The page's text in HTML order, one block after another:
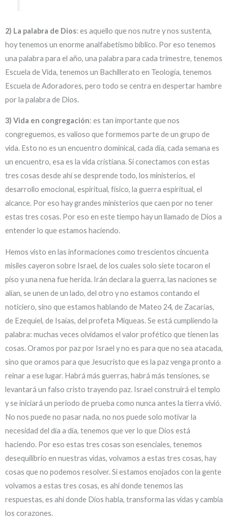
2) La palabra de Dios: es aquello que nos nutre y nos sustenta,
hoy tenemos un enorme analfabetismo bíblico. Por eso tenemos
una palabra para el año, una palabra para cada trimestre, tenemos
Escuela de Vida, tenemos un Bachillerato en Teología, tenemos
Escuela de Adoradores, pero todo se centra en despertar hambre
por la palabra de Dios.
3) Vida en congregación: es tan importante que nos
congreguemos, es valioso que formemos parte de un grupo de
vida. Esto no es un encuentro dominical, cada día, cada semana es
un encuentro, esa es la vida cristiana. Si conectamos con estas
tres cosas desde ahí se desprende todo, los ministerios, el
desarrollo emocional, espiritual, físico, la guerra espiritual, el
alcance. Por eso hay grandes ministerios que caen por no tener
estas tres cosas. Por eso en este tiempo hay un llamado de Dios a
entender lo que estamos haciendo.
Hemos visto en las informaciones como trescientos cincuenta
misiles cayeron sobre Israel, de los cuales solo siete tocaron el
piso y una nena fue herida. Irán declara la guerra, las naciones se
alían, se unen de un lado, del otro y no estamos contando el
noticiero, sino que estamos hablando de Mateo 24, de Zacarías,
de Ezequiel, de Isaías, del profeta Miqueas. Se está cumpliendo la
palabra: muchas veces olvidamos el valor profético que tienen las
cosas. Oramos por paz por Israel y no es para que no sea atacada,
sino que oramos para que Jesucristo que es la paz venga pronto a
reinar a ese lugar. Habrá más guerras, habrá más tensiones, se
levantará un falso cristo trayendo paz. Israel construirá el templo
y se iniciará un periodo de prueba como nunca antes la tierra vivió.
No nos puede no pasar nada, no nos puede solo motivar la
necesidad del día a día, tenemos que ver lo que Dios está
haciendo. Por eso estas tres cosas son esenciales, tenemos
desequilibrio en nuestras vidas, volvamos a estas tres cosas, hay
cosas que no podemos resolver. Si estamos enojados con la gente
volvamos a estas tres cosas, es ahí donde tenemos las
respuestas, es ahí donde Dios habla, transforma las vidas y cambia
los corazones.